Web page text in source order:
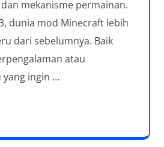
mekanisme permainan.
dunia mod Minecraft lebih
dari sebelumnya. Baik
atau
yang ingin …